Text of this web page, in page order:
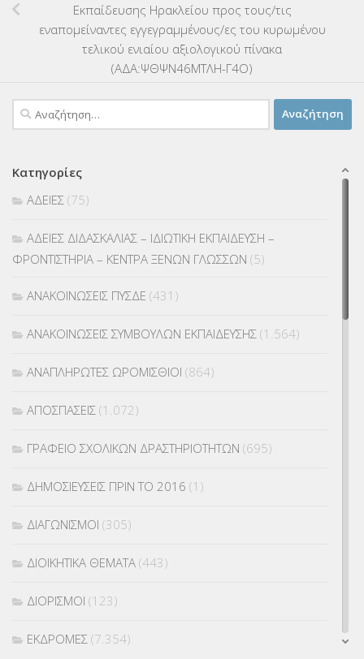
Εκπαίδευσης Ηρακλείου προς τους/τις
εναπομείναντες εγγεγραμμένους/ες του κυρωμένου
τελικού ενιαίου αξιολογικού πίνακα
(ΑΔΑ:ΨΘΨΝ46ΜΤΛΗ-Γ4Ο)
Αναζήτηση
για:
Κατηγορίες
ΑΔΕΙΕΣ (75)
ΑΔΕΙΕΣ ΔΙΔΑΣΚΑΛΙΑΣ – ΙΔΙΩΤΙΚΗ ΕΚΠΑΙΔΕΥΣΗ –
ΦΡΟΝΤΙΣΤΗΡΙΑ – ΚΕΝΤΡΑ ΞΕΝΩΝ ΓΛΩΣΣΩΝ (5)
ΑΝΑΚΟΙΝΩΣΕΙΣ ΠΥΣΔΕ (431)
ΑΝΑΚΟΙΝΩΣΕΙΣ ΣΥΜΒΟΥΛΩΝ ΕΚΠΑΙΔΕΥΣΗΣ (1.564)
ΑΝΑΠΛΗΡΩΤΕΣ ΩΡΟΜΙΣΘΙΟΙ (864)
ΑΠΟΣΠΑΣΕΙΣ (1.072)
ΓΡΑΦΕΙΟ ΣΧΟΛΙΚΩΝ ΔΡΑΣΤΗΡΙΟΤΗΤΩΝ (695)
ΔΗΜΟΣΙΕΥΣΕΙΣ ΠΡΙΝ ΤΟ 2016 (1)
ΔΙΑΓΩΝΙΣΜΟΙ (305)
ΔΙΟΙΚΗΤΙΚΑ ΘΕΜΑΤΑ (443)
ΔΙΟΡΙΣΜΟΙ (123)
ΕΚΔΡΟΜΕΣ (7.354)